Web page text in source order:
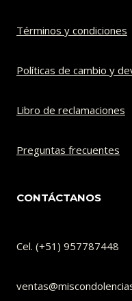
Términos y condiciones
Políticas de cambio y
Libro de reclamaciones
Preguntas frecuentes
CONTÁCTANOS
Cel. (+51) 957787448